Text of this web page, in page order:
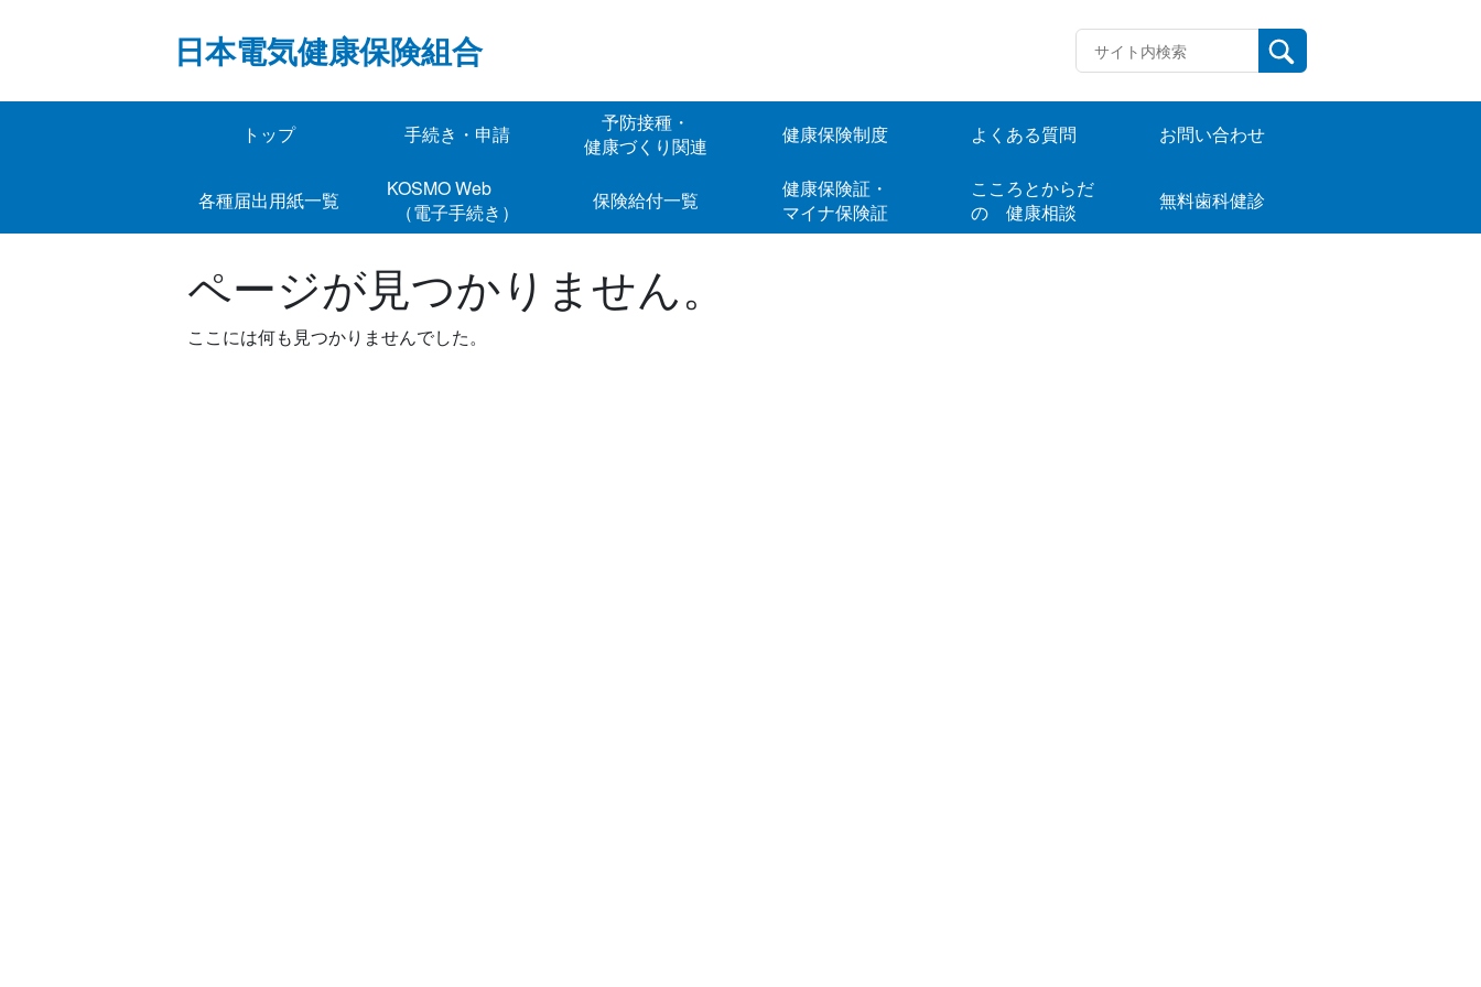
日本電気健康保険組合
トップ 手続き・申請
予防接種・
健康づくり関連
健康保険制度 よくある質問 お問い合わせ
各種届出用紙一覧
KOSMO Web
（電子手続き）
保険給付一覧
健康保険証・
マイナ保険証
こころとからだ
の 健康相談
無料歯科健診
ページが見つかりません。
ここには何も見つかりませんでした。